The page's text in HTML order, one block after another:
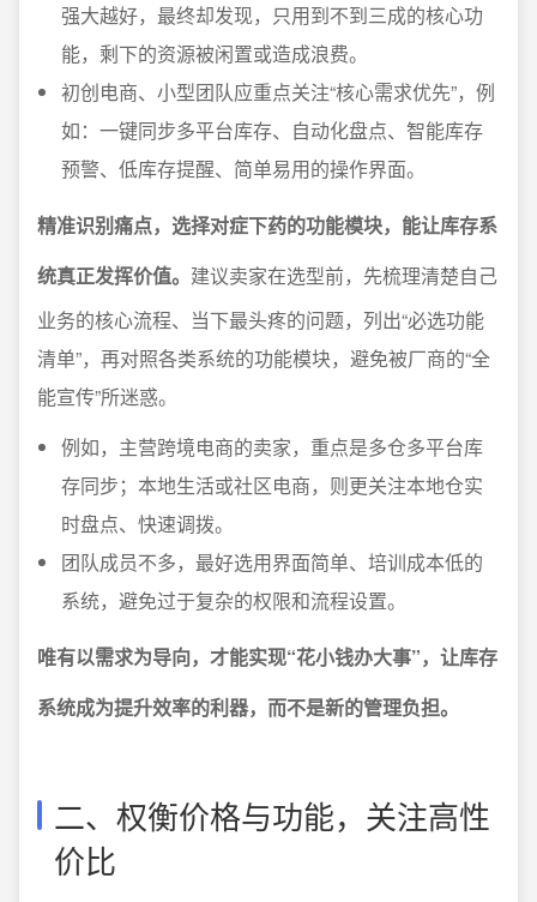
强大越好，最终却发现，只用到不到三成的核心功
能，剩下的资源被闲置或造成浪费。
初创电商、小型团队应重点关注“核心需求优先”，例
如：一键同步多平台库存、自动化盘点、智能库存
预警、低库存提醒、简单易用的操作界面。
精准识别痛点，选择对症下药的功能模块，能让库存系
统真正发挥价值。 建议卖家在选型前，先梳理清楚自己
业务的核心流程、当下最头疼的问题，列出“必选功能
清单”，再对照各类系统的功能模块，避免被厂商的“全
能宣传”所迷惑。
例如，主营跨境电商的卖家，重点是多仓多平台库
存同步；本地生活或社区电商，则更关注本地仓实
时盘点、快速调拨。
团队成员不多，最好选用界面简单、培训成本低的
系统，避免过于复杂的权限和流程设置。
唯有以需求为导向，才能实现“花小钱办大事”，让库存
系统成为提升效率的利器，而不是新的管理负担。
二、权衡价格与功能，关注高性
价比